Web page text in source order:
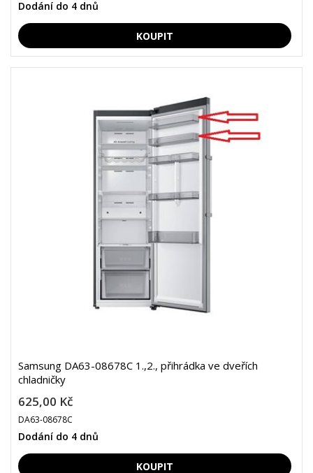
Dodání do 4 dnů
Samsung DA63-08678C 1.,2., přihrádka ve dveřích
chladničky
625,00 Kč
DA63-08678C
Dodání do 4 dnů